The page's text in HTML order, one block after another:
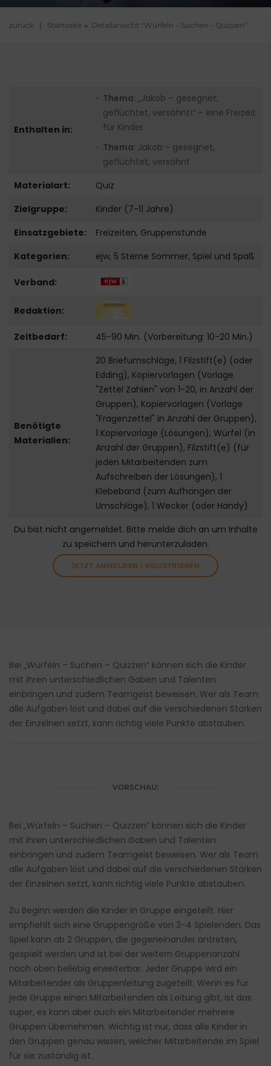
zurück | Startseite Detailansicht "Würfeln – Suchen – Quizzen"
Enthalten in:
Thema: „Jakob – gesegnet,
geflüchtet, versöhnt!“ – eine Freizeit
für Kinder
Thema: Jakob - gesegnet,
geflüchtet, versöhnt
Materialart:
Quiz
Zielgruppe:
Kinder (7-11 Jahre)
Einsatzgebiete:
Freizeiten, Gruppenstunde
Kategorien:
ejw, 5 Sterne Sommer, Spiel und Spaß
Verband:
Redaktion:
Zeitbedarf: 45-90 Min. (Vorbereitung: 10-20 Min.)
Benötigte
Materialien:
20 Briefumschläge, 1 Filzstift(e) (oder
Edding), Kopiervorlagen (Vorlage
"Zettel Zahlen" von 1-20, in Anzahl der
Gruppen), Kopiervorlagen (Vorlage
"Fragenzettel" in Anzahl der Gruppen),
1 Kopiervorlage (Lösungen), Würfel (in
Anzahl der Gruppen), Filzstift(e) (für
jeden Mitarbeitenden zum
Aufschreiben der Lösungen), 1
Klebeband (zum Aufhängen der
Umschläge), 1 Wecker (oder Handy)
Du bist nicht angemeldet. Bitte melde dich an um Inhalte
zu speichern und herunterzuladen.
JETZT ANMELDEN / REGISTRIEREN
Bei „Würfeln – Suchen – Quizzen“ können sich die Kinder
mit ihren unterschiedlichen Gaben und Talenten
einbringen und zudem Teamgeist beweisen. Wer als Team
alle Aufgaben löst und dabei auf die verschiedenen Stärken
der Einzelnen setzt, kann richtig viele Punkte abstauben.
VORSCHAU:
Bei „Würfeln – Suchen – Quizzen“ können sich die Kinder
mit ihren unterschiedlichen Gaben und Talenten
einbringen und zudem Teamgeist beweisen. Wer als Team
alle Aufgaben löst und dabei auf die verschiedenen Stärken
der Einzelnen setzt, kann richtig viele Punkte abstauben.
Zu Beginn werden die Kinder in Gruppe eingeteilt. Hier
empfiehlt sich eine Gruppengröße von 3-4 Spielenden. Das
Spiel kann ab 2 Gruppen, die gegeneinander antreten,
gespielt werden und ist bei der weitern Gruppenanzahl
nach oben beliebig erweiterbar. Jeder Gruppe wird ein
Mitarbeitender als Gruppenleitung zugeteilt. Wenn es für
jede Gruppe einen Mitarbeitenden als Leitung gibt, ist das
super, es kann aber auch ein Mitarbeitender mehrere
Gruppen übernehmen. Wichtig ist nur, dass alle Kinder in
den Gruppen genau wissen, welcher Mitarbeitende im Spiel
für sie zuständig ist.